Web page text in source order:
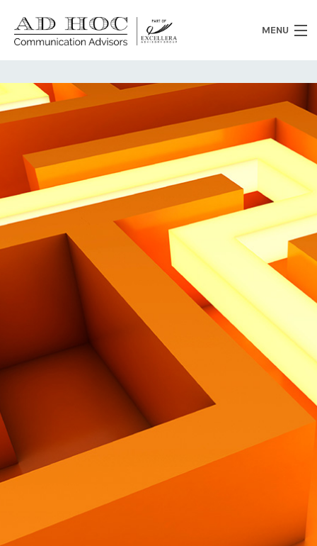
MENU
Chi siamo
Cosa facciamo
News
Clienti
Heritage
Lavora con noi
Contatti
Eng